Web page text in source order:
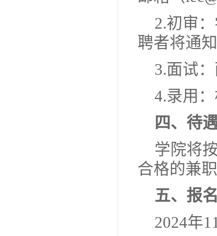
2.初审
聘者将通
3.面试
4.录用
四、待
学院将
合格的兼
五、报
2024年